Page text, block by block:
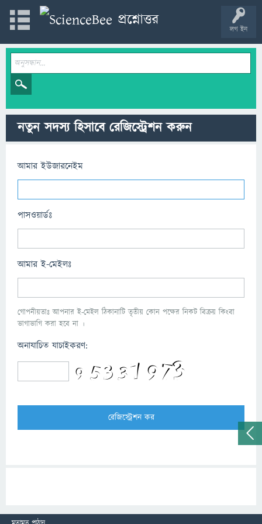
লগ ইন
নতুন সদস্য হিসাবে রেজিস্ট্রেশন করুন
আমার ইউজারনেইম
পাসওয়ার্ডঃ
আমার ই-মেইলঃ
গোপনীয়তাঃ আপনার ই-মেইল ঠিকানাটি তৃতীয় কোন পক্ষের নিকট বিক্রয় কিংবা
ভাগাভাগি করা হবে না ।
অনাযাচিত যাচাইকরণ: